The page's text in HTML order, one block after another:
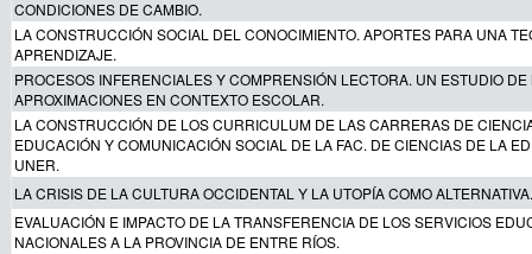
CONDICIONES DE CAMBIO.
LA CONSTRUCCIÓN SOCIAL DEL CONOCIMIENTO. APORTES PARA UNA
APRENDIZAJE.
PROCESOS INFERENCIALES Y COMPRENSIÓN LECTORA. UN ESTUDIO DE
APROXIMACIONES EN CONTEXTO ESCOLAR.
LA CONSTRUCCIÓN DE LOS CURRICULUM DE LAS CARRERAS DE
EDUCACIÓN Y COMUNICACIÓN SOCIAL DE LA FAC. DE CIENCIAS DE LA
UNER.
LA CRISIS DE LA CULTURA OCCIDENTAL Y LA UTOPÍA COMO ALTERNATIVA.
EVALUACIÓN E IMPACTO DE LA TRANSFERENCIA DE LOS SERVICIOS
NACIONALES A LA PROVINCIA DE ENTRE RÍOS.